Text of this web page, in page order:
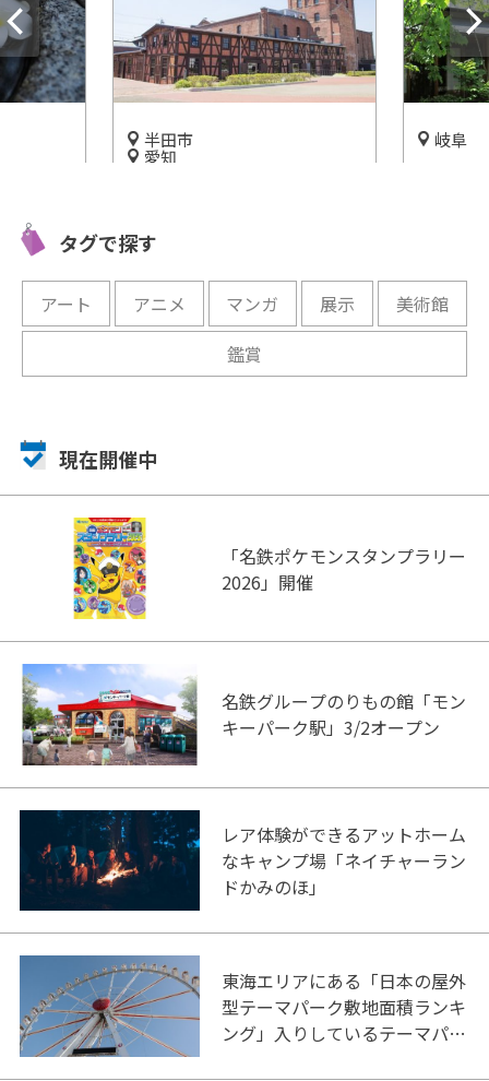
半田市
愛知
開催中
岐阜
タグで探す
アート アニメ マンガ 展示
美術館
鑑賞
現在開催中
「名鉄ポケモンスタンプラリー
2026」開催
名鉄グループのりもの館「モン
キーパーク駅」3/2オープン
レア体験ができるアットホーム
なキャンプ場「ネイチャーラン
ドかみのほ」
東海エリアにある「日本の屋外
型テーマパーク敷地面積ランキ
ング」入りしているテーマパー